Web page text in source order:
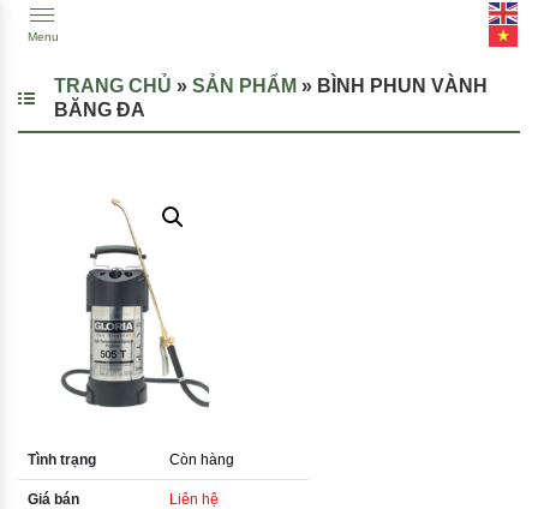
Menu
TRANG CHỦ » SẢN PHẨM » BÌNH PHUN VÀNH
BĂNG ĐA
Tình trạng Còn hàng
Giá bán Liên hệ